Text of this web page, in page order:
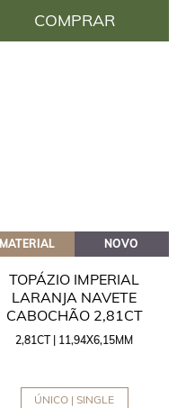
COMPRAR
MATERIAL NOVO
TOPÁZIO IMPERIAL
LARANJA NAVETE
CABOCHÃO 2,81CT
2,81CT | 11,94X6,15MM
ÚNICO | SINGLE